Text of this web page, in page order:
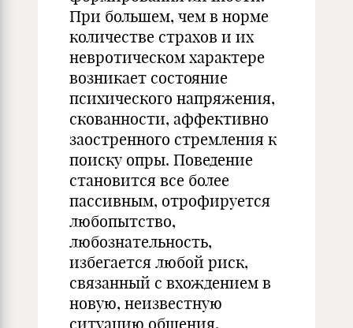
При большем, чем в норме
количестве страхов и их
невротическом характере
возникает состояние
психического напряжения,
скованности, аффективно
заостренного стремления к
поиску опры. Поведение
становится все более
пассивным, отрофируется
любопытство,
любознательность,
избегается любой риск,
связанный с вхождением в
новую, неизвестную
ситуацию общения.